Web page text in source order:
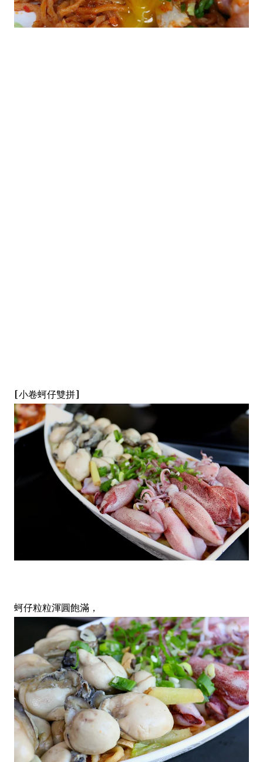
[小卷蚵仔雙拼]
蚵仔粒粒渾圓飽滿，